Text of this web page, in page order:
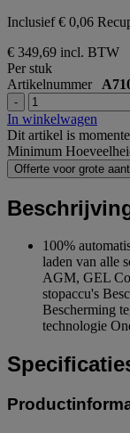
Inclusief € 0,06
€ 349,69 incl. BTW
Per stuk
Artikelnummer
-
In winkelwagen
Dit artikel is
Minimum
Offerte voor grote
100%
laden van alle
AGM, GEL
stopaccu's
Bescherming
technologie